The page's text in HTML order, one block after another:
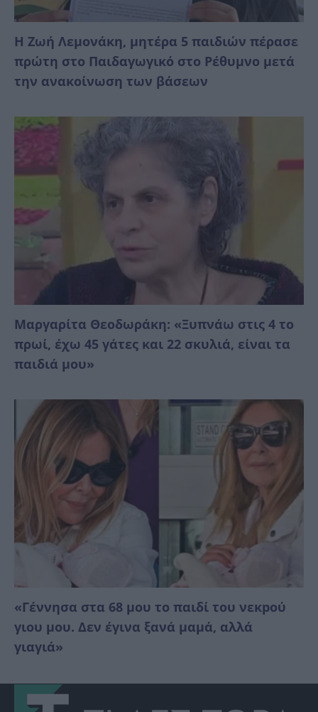
Η Ζωή Λεμονάκη, μητέρα 5 παιδιών πέρασε
πρώτη στο Παιδαγωγικό στο Ρέθυμνο μετά
την ανακοίνωση των βάσεων
Μαργαρίτα Θεοδωράκη: «Ξυπνάω στις 4 το
πρωί, έχω 45 γάτες και 22 σκυλιά, είναι τα
παιδιά μου»
«Γέννησα στα 68 μου το παιδί του νεκpού
γιου μου. Δεν έγινα ξανά μαμά, αλλά
γιαγιά»